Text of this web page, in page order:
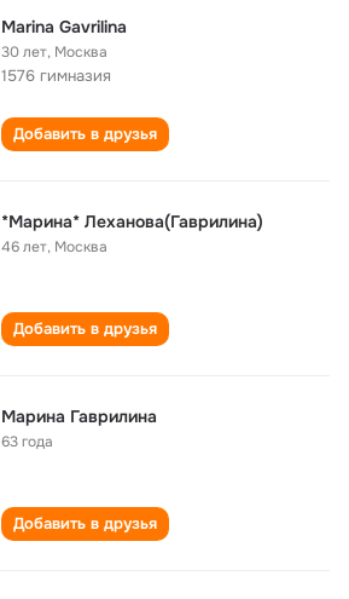
Marina Gavrilina
30 лет, Москва
1576 гимназия
Добавить в друзья
*Марина* Леханова(Гаврилина)
46 лет, Москва
Добавить в друзья
Марина Гаврилина
63 года
Добавить в друзья